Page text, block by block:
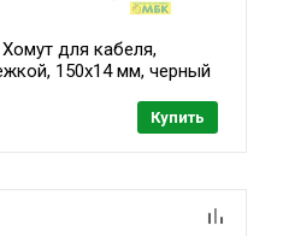
для кабеля,
150x14 мм, черный
Купить